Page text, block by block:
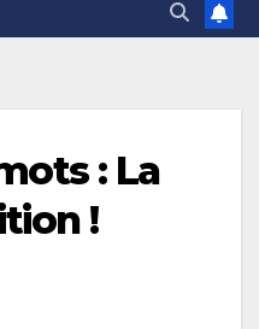
: La
!